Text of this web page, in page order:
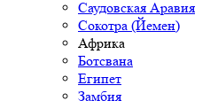
Саудовская Аравия
Сокотра (Йемен)
Африка
Ботсвана
Египет
Замбия